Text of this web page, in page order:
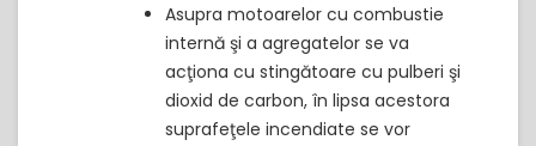
Asupra motoarelor cu combustie
internă şi a agregatelor se va
acţiona cu stingătoare cu pulberi şi
dioxid de carbon, în lipsa acestora
suprafeţele incendiate se vor